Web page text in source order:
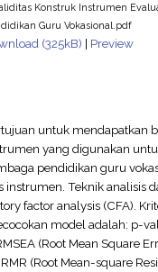
Konstruk Instrumen
Guru Vokasional.pdf
(325kB) | Preview
untuk mendapatkan
yang digunakan
pendidikan guru
instrumen. Teknik analisis
factor analysis (CFA).
model adalah: p-
(Root Mean Square
(Root Mean-square